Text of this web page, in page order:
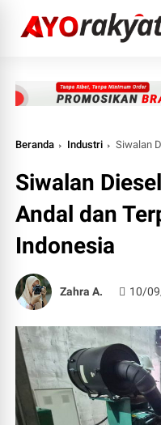
Beranda Industri Siwalan
Siwalan
Andal dan
Indonesia
Zahra A. 10/